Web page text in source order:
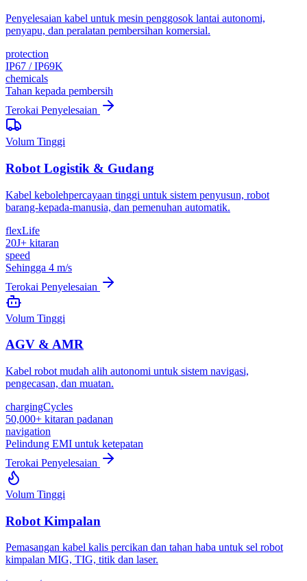
Penyelesaian kabel untuk mesin penggosok lantai autonomi,
penyapu, dan peralatan pembersihan komersial.
protection
IP67 / IP69K
chemicals
Tahan kepada pembersih
Terokai Penyelesaian
Volum Tinggi
Robot Logistik & Gudang
Kabel kebolehpercayaan tinggi untuk sistem penyusun, robot
barang-kepada-manusia, dan pemenuhan automatik.
flexLife
20J+ kitaran
speed
Sehingga 4 m/s
Terokai Penyelesaian
Volum Tinggi
AGV & AMR
Kabel robot mudah alih autonomi untuk sistem navigasi,
pengecasan, dan muatan.
chargingCycles
50,000+ kitaran padanan
navigation
Pelindung EMI untuk ketepatan
Terokai Penyelesaian
Volum Tinggi
Robot Kimpalan
Pemasangan kabel kalis percikan dan tahan haba untuk sel robot
kimpalan MIG, TIG, titik dan laser.